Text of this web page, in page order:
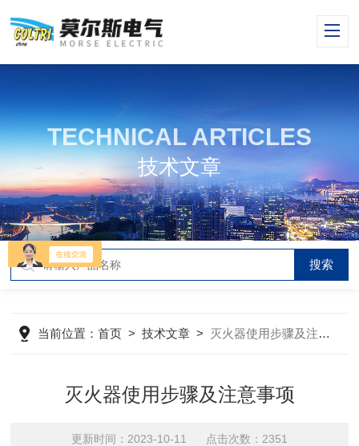
TECHNICAL ARTICLES
技术文章
当前位置：首页 >技术文章 > 灭火器使用步骤及注意事项
灭火器使用步骤及注意事项
更新时间：2023-10-11 点击次数：2351